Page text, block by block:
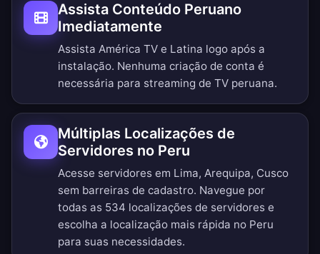
Assista Conteúdo Peruano
Imediatamente
Assista América TV e Latina logo após a
instalação. Nenhuma criação de conta é
necessária para streaming de TV peruana.
Múltiplas Localizações de
Servidores no Peru
Acesse servidores em Lima, Arequipa, Cusco
sem barreiras de cadastro. Navegue por
todas as 534 localizações de servidores e
escolha a localização mais rápida no Peru
para suas necessidades.